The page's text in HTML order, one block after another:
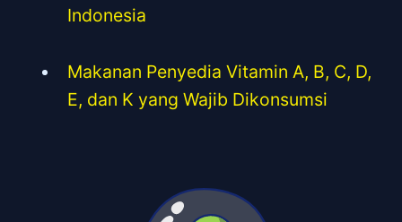
Indonesia
Makanan Penyedia Vitamin A, B, C, D,
E, dan K yang Wajib Dikonsumsi